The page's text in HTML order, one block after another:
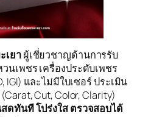
เยาผู้เชี่ยวชาญด้านการรับ
นเพชร เครื่องประดับเพชร
IGI) และไม่มีใบเซอร์ ประเมิน
Cut, Color, Clarity)
สดทันที โปร่งใส ตรวจสอบได้